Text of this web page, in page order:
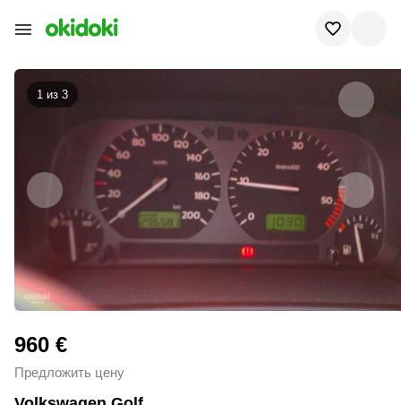
1 из 3
960 €
Предложить цену